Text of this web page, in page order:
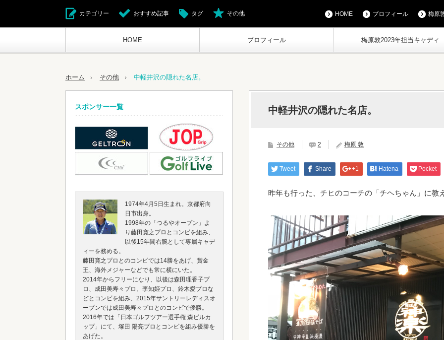
HOME プロフィール 梅原敦2023年担当キャディ
HOME プロフィール 梅原
カテゴリー おすすめ記事 タグ その他
ホーム その他 中軽井沢の隠れた名店。
中軽井沢の隠れた名店。
その他 2 梅原 敦
Tweet Share +1 Hatena Pocket
昨年も行った、チヒのコーチの「チヘちゃん」に教
スポンサー一覧
1974年4月5日生まれ。京都府向
日市出身。
1998年の「つるやオープン」よ
り藤田寛之プロとコンビを組み、
以後15年間右腕として専属キャデ
ィーを務める。
藤田寛之プロとのコンビでは14勝をあげ、賞金
王、海外メジャーなどでも常に横にいた。
2014年からフリーになり、以後は森田理香子プ
ロ、成田美寿々プロ、李知姫プロ、鈴木愛プロな
どとコンビを組み、2015年サントリーレディスオ
ープンでは成田美寿々プロとのコンビで優勝。
2016年では「日本ゴルフツアー選手権 森ビルカ
ップ」にて、塚田 陽亮プロとコンビを組み優勝を
あげた。